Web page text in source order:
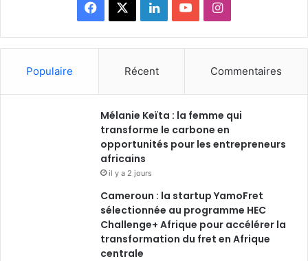
Facebook LinkedinYouTubeInstagram
Populaire Récent Commentaires
Mélanie Keïta : la femme qui
transforme le carbone en
opportunités pour les entrepreneurs
africains
il y a 2 jours
Cameroun : la startup YamoFret
sélectionnée au programme HEC
Challenge+ Afrique pour accélérer la
transformation du fret en Afrique
centrale